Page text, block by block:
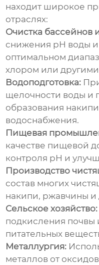
находит широкое
отраслях:
Очистка бассейнов
снижения pH воды
оптимальном
хлором или
Водоподготовка:
щелочности воды и
образования
водоснабжения.
Пищевая
качестве пищевой
контроля pH и
Производство
состав многих
накипи, ржавчины и
Сельское хозяйство:
подкисления почвы
питательных
Металлургия:
металлов от